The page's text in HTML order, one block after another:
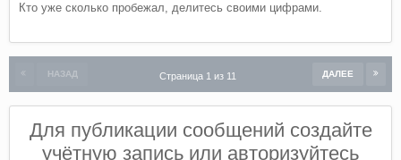
Кто уже сколько пробежал, делитесь своими цифрами.
НАЗАД ДАЛЕЕ
Страница 1 из 11
Для публикации сообщений создайте
учётную запись или авторизуйтесь